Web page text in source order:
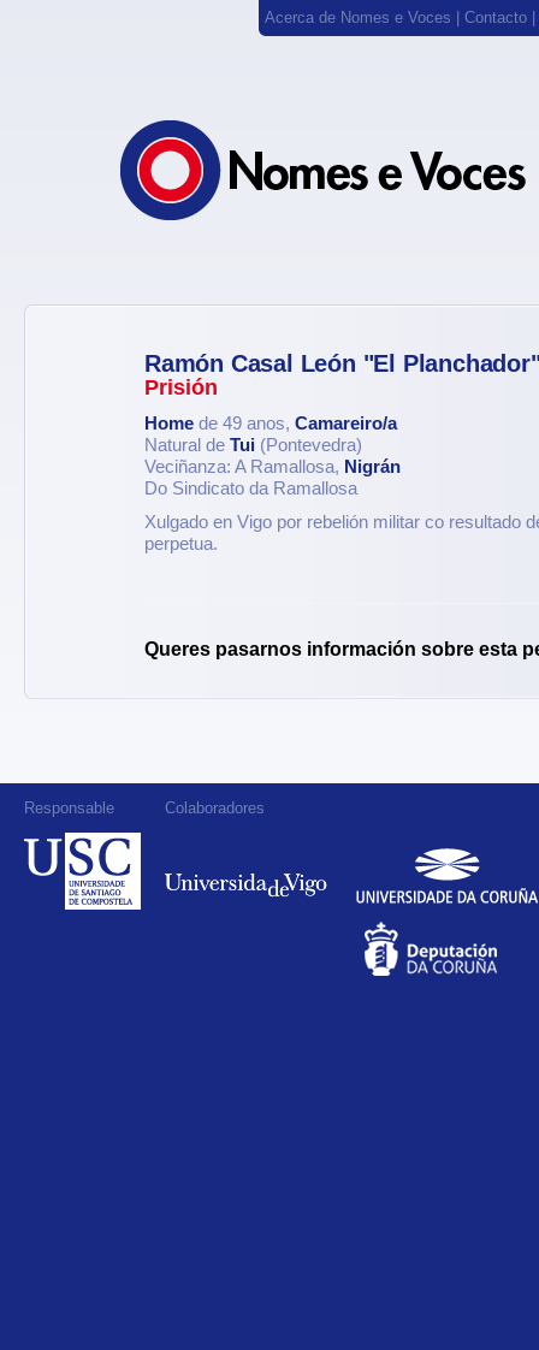
Acerca de Nomes e Voces Contacto
Ramón Casal León "El
Prisión
Home de 49 anos, Camareiro/a
Natural de Tui (Pontevedra)
Veciñanza: A Ramallosa, Nigrán
Do Sindicato da Ramallosa
Xulgado en Vigo por rebelión militar co resultado
perpetua.
Queres pasarnos información sobre esta
Responsable Colaboradores